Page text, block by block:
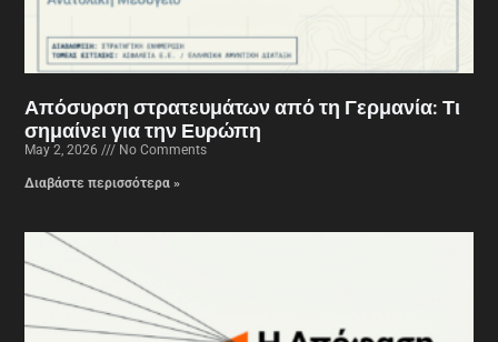
Απόσυρση στρατευμάτων από τη Γερμανία: Τι
σημαίνει για την Ευρώπη
May 2, 2026 No Comments
Διαβάστε περισσότερα »